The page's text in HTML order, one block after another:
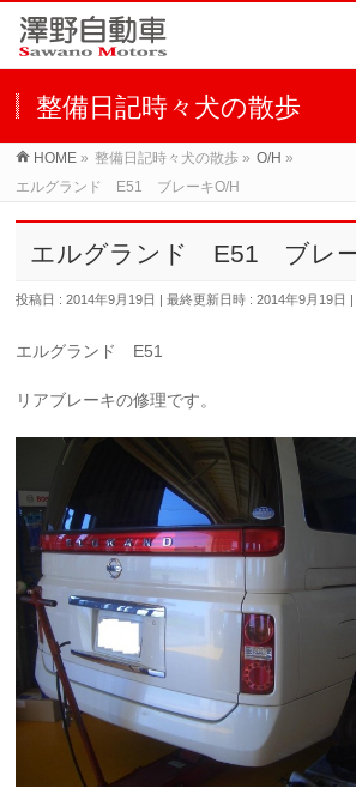
整備日記時々犬の散歩
HOME » 整備日記時々犬の散歩 » O/H »
エルグランド E51 ブレーキO/H
エルグランド E51 ブレ
投稿日 : 2014年9月19日 最終更新日時 : 2014年9月19日
エルグランド E51
リアブレーキの修理です。